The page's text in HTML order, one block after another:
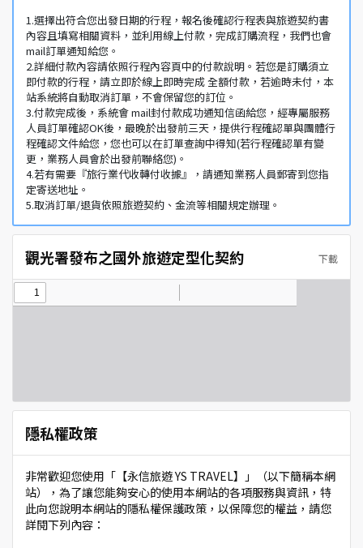
1.選擇出符合您出發日期的行程，報名後確認行程表與旅遊契約書
內容且填寫相關資料，並利用線上付款，完成訂購流程，我們也會
mail訂單通知給您。
2.詳細付款內容請依照行程內容頁中的付款說明。若您是訂購須立
即付款的行程，請立即於線上即時完成 全額付款，若逾時未付，本
站系統將自動取消訂單，不會保留您的訂位。
3.付款完成後，系統會 mail封付款成功通知信函給您，經專屬服務
人員訂單確認OK後，最晚於出發前三天，提供行程確認單與團體行
程確認文件給您，您也可以在訂單查詢中得知(若行程確認單有變
更，業務人員會於出發前聯絡您)。
4.若有需要『旅行業代收轉付收據』，請通知業務人員郵寄到您指
定寄送地址。
5.取消訂單/退貨依照旅遊契約、金流等相關規定辦理。
觀光署發布之國外旅遊定型化契約 下載
隱私權政策
非常歡迎您使用「【永信旅遊 YS TRAVEL】」（以下簡稱本網
站），為了讓您能夠安心的使用本網站的各項服務與資訊，特
此向您說明本網站的隱私權保護政策，以保障您的權益，請您
詳閱下列內容：